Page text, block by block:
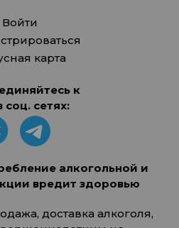
Войти
карта
к
соц. сетях:
алкогольной и
вредит здоровью
доставка алкоголя,